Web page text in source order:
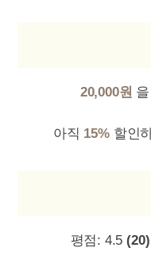
20,000원
아직 15%할인
평점: 4.5 (20)